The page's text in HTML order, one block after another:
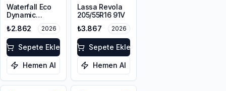
Waterfall Eco
Dynamic
205/45R16 87W
XL
₺2.862 2026
Sepete Ekle
Hemen Al
Lassa Revola
205/55R16 91V
₺3.867
2026
Sepete Ekle
Hemen Al